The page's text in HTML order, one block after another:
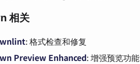
相关
: 格式检查和修复
Preview Enhanced: 增强预览功能